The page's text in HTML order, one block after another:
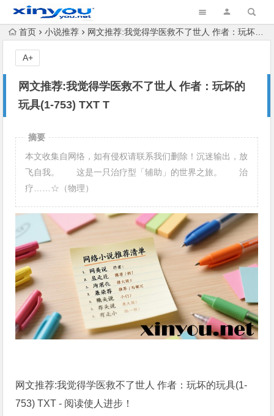
首页 小说推荐 网文推荐:我觉得学医救不了世人 作者：玩坏的玩具(1-753) TXT T
网文推荐:我觉得学医救不了世人 作者：玩坏的
玩具(1-753) TXT T
A+
摘要
本文收集自网络，如有侵权请联系我们删除！沉迷输出，放
飞自我。 这是一只治疗型「辅助」的世界之旅。 治
疗……☆（物理）
网文推荐:我觉得学医救不了世人 作者：玩坏的玩具(1-
753) TXT - 阅读使人进步！